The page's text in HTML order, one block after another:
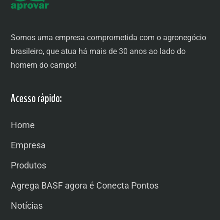
Somos uma empresa comprometida com o agronegócio
brasileiro, que atua há mais de 30 anos ao lado do
homem do campo!
Acesso rápido:
Home
Empresa
Produtos
Agrega BASF agora é Conecta Pontos
Notícias